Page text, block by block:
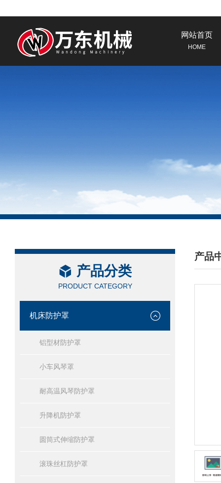
网站首页
HOME
产品分类
PRODUCT CATEGORY
机床防护罩
铝型材防护罩
小车风琴罩
耐高温风琴防护罩
升降机防护罩
圆筒式伸缩防护罩
滚珠丝杠防护罩
产品
/